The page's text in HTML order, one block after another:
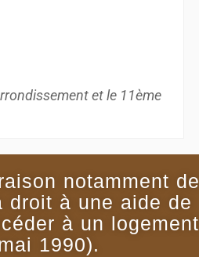
et le 11ème
notamment de
droit à une aide de
à un logement
1990).